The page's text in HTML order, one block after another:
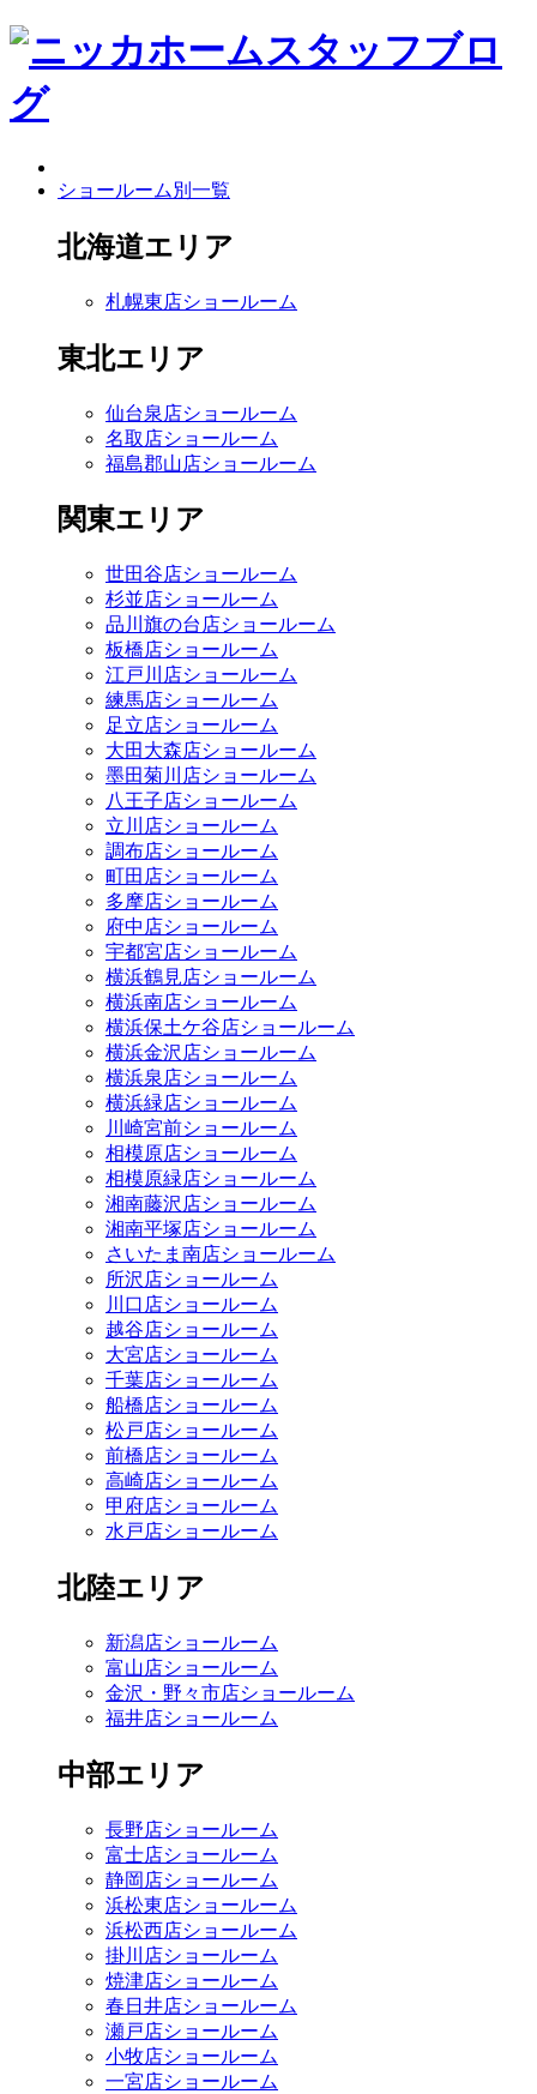
ショールーム別一覧
北海道エリア
札幌東店ショールーム
東北エリア
仙台泉店ショールーム
名取店ショールーム
福島郡山店ショールーム
関東エリア
世田谷店ショールーム
杉並店ショールーム
品川旗の台店ショールーム
板橋店ショールーム
江戸川店ショールーム
練馬店ショールーム
足立店ショールーム
大田大森店ショールーム
墨田菊川店ショールーム
八王子店ショールーム
立川店ショールーム
調布店ショールーム
町田店ショールーム
多摩店ショールーム
府中店ショールーム
宇都宮店ショールーム
横浜鶴見店ショールーム
横浜南店ショールーム
横浜保土ケ谷店ショールーム
横浜金沢店ショールーム
横浜泉店ショールーム
横浜緑店ショールーム
川崎宮前ショールーム
相模原店ショールーム
相模原緑店ショールーム
湘南藤沢店ショールーム
湘南平塚店ショールーム
さいたま南店ショールーム
所沢店ショールーム
川口店ショールーム
越谷店ショールーム
大宮店ショールーム
千葉店ショールーム
船橋店ショールーム
松戸店ショールーム
前橋店ショールーム
高崎店ショールーム
甲府店ショールーム
水戸店ショールーム
北陸エリア
新潟店ショールーム
富山店ショールーム
金沢・野々市店ショールーム
福井店ショールーム
中部エリア
長野店ショールーム
富士店ショールーム
静岡店ショールーム
浜松東店ショールーム
浜松西店ショールーム
掛川店ショールーム
焼津店ショールーム
春日井店ショールーム
瀬戸店ショールーム
小牧店ショールーム
一宮店ショールーム